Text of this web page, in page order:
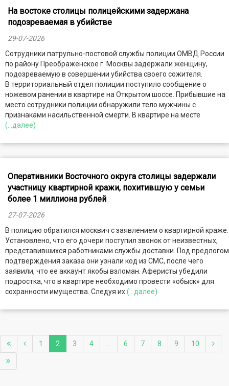
На востоке столицы полицейскими задержана
подозреваемая в убийстве
29-07-2026
Сотрудники патрульно-постовой службы полиции ОМВД России
по району Преображенское г. Москвы задержали женщину,
подозреваемую в совершении убийства своего сожителя.
В территориальный отдел полиции поступило сообщение о
ножевом ранении в квартире на Открытом шоссе. Прибывшие на
место сотрудники полиции обнаружили тело мужчины с
признаками насильственной смерти. В квартире на месте
(...далее)
Оперативники Восточного округа столицы задержали
участницу квартирной кражи, похитившую у семьи
более 1 миллиона рублей
27-07-2026
В полицию обратился москвич с заявлением о квартирной краже.
Установлено, что его дочери поступил звонок от неизвестных,
представившихся работниками службы доставки. Под предлогом
подтверждения заказа они узнали код из СМС, после чего
заявили, что ее аккаунт якобы взломан. Аферисты убедили
подростка, что в квартире необходимо провести «обыск» для
сохранности имущества. Следуя их(...далее)
1 2 3 4 6 7 8 9 10